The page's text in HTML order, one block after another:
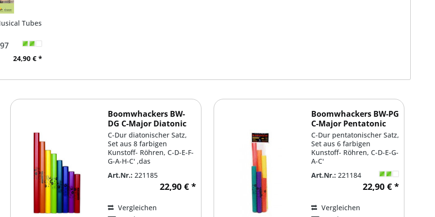
Tubes
24,90 € *
Boomwhackers BW-
DG C-Major Diatonic
Scale Set
C-Dur diatonischer Satz,
Set aus 8 farbigen
Kunstoff- Röhren, C-D-E-F-
G-A-H-C' ,das
Boomwhackers- Set
Art.Nr.: 221185
22,90 € *
Vergleichen
Boomwhackers BW-PG
C-Major Pentatonic
Scale Set
C-Dur pentatonischer Satz,
Set aus 6 farbigen
Kunstoff- Röhren, C-D-E-G-
A-C'
Art.Nr.: 221184
22,90 € *
Vergleichen